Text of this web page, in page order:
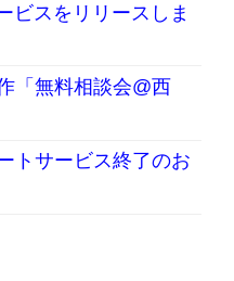
ビスをリリースしま
「無料相談会@西
トサービス終了のお